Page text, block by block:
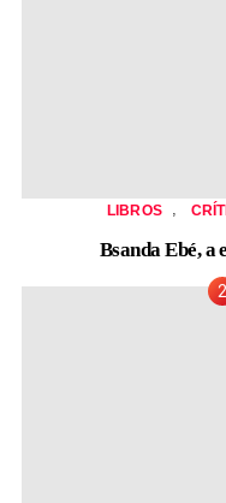
LIBROS ,
Bsanda Ebé, a